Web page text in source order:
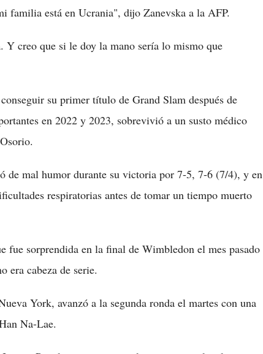
familia está en Ucrania", dijo Zanevska a la AFP.
Y creo que si le doy la mano sería lo mismo que
su primer título de Grand Slam después de
en 2022 y 2023, sobrevivió a un susto médico
de mal humor durante su victoria por 7-5, 7-6 (7/4), y en
respiratorias antes de tomar un tiempo muerto
fue sorprendida en la final de Wimbledon el mes pasado
era cabeza de serie.
York, avanzó a la segunda ronda el martes con una
Na-Lae.